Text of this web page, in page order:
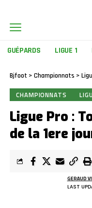
GUÉPARDS LIGUE 1
Bjfoot > Championnats >
CHAMPIONNATS
Ligue Pro :
de la 1ere
LAST
GERAUD